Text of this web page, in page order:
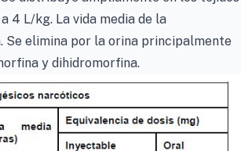
4 L/kg. La vida media de la
Se elimina por la orina principalmente
y dihidromorfina.